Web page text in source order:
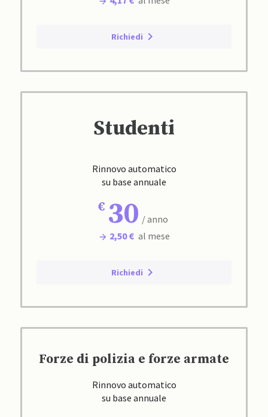
Richiedi
Studenti
Rinnovo automatico
su base annuale
30 / anno
2,50 € al mese
Richiedi
Forze di polizia e forze armate
Rinnovo automatico
su base annuale